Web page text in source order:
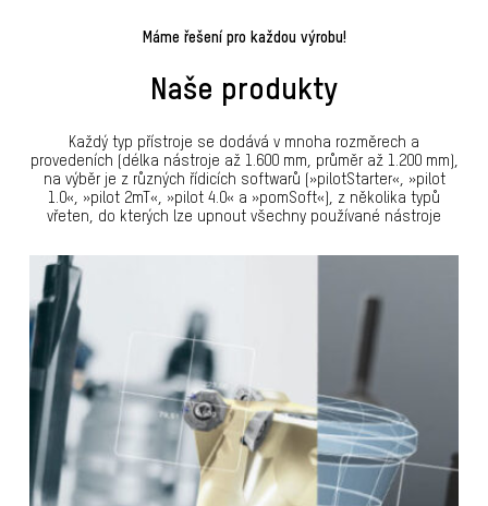
Máme řešení pro každou výrobu!
Naše produkty
Každý typ přístroje se dodává v mnoha rozměrech a
provedeních (délka nástroje až 1.600 mm, průměr až 1.200 mm),
na výběr je z různých řídicích softwarů (»pilotStarter«, »pilot
1.0«, »pilot 2mT«, »pilot 4.0« a »pomSoft«), z několika typů
vřeten, do kterých lze upnout všechny používané nástroje